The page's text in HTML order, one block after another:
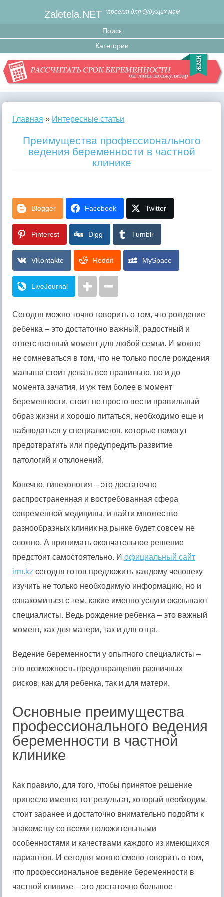
Zaletela.NET *проект для будущих мам
Главная » Интересные статьи
Преимущества профессионального
ведения беременности в частной
клинике
Blogger Facebook Twitter
Pinterest Digg Tumblr
VKontakte Reddit MySpace
LiveJournal
Сегодня можно точно говорить о том, что рождение
ребенка – это достаточно важный, радостный и
ответственный момент для любой семьи. И можно
не сомневаться в том, что не только после рождения
малыша стоит делать все правильно, но и до
момента зачатия, и уж тем более в момент
беременности, стоит не просто вести правильный
образ жизни и хорошо питаться, необходимо еще и
наблюдаться у специалистов, которые помогут
предотвратить или предупредить развитие
патологий и отклонений.
Конечно, гинекология – это достаточно
распространенная и востребованная сфера
современной медицины, и найти множество
разнообразных клиник на рынке будет совсем не
сложно. А принимать окончательное решение
предстоит самостоятельно. И официальный сайт
irm.kz сегодня готов предложить каждому человеку
изучить не только необходимую информацию, но и
ознакомиться с тем, какие именно услуги оказывают
специалисты. Ведь рождение ребенка – это важный
момент, как для матери, так и для отца.
Ведение беременности у опытного специалисты –
это возможность предотвращения различных
рисков, как для ребенка, так и для матери.
Основные преимущества
профессионального ведения
беременности в частной
клинике
Как правило, для того, чтобы принятое решение
принесло именно тот результат, который необходим,
стоит заранее и достаточно внимательно подойти к
знакомству со всеми положительными
особенностями и качествами каждого из имеющихся
вариантов. И сегодня можно смело говорить о том,
что профессиональное ведение беременности в
частной клинике – это достаточно большое